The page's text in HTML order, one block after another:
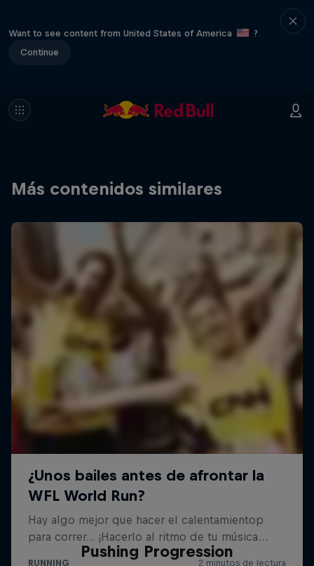
Want to see content from United States of America
?
Continue
Más contenidos similares
Pushing Progression